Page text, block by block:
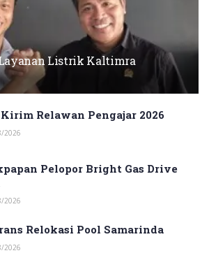
Layanan Listrik Kaltimra
Relawan Pengajar 2026
2026
Pelopor Bright Gas Drive
2026
Relokasi Pool Samarinda
2026